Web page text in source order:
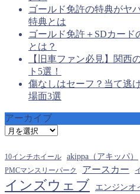
ゴールド免許の特典がヤ
特典とは
ゴールド免許＋SDカード
とは？
【旧車ファン必見】関西
ト5選！
傷なしはセーフ？当て逃
場面3選
アーカイブ
ア
カ
イ
ブ
10インチホイール akippa（アキッパ）
PMCマンスリーパーク アースカー
インズウェブ エンジンオ